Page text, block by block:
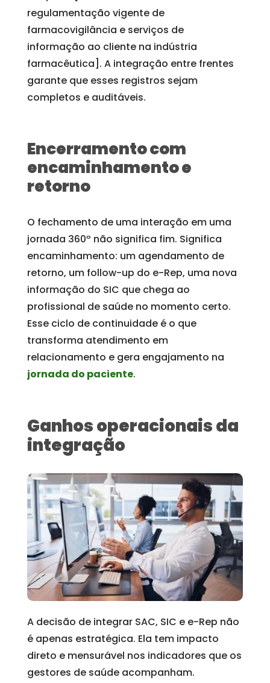
regulamentação vigente de
farmacovigilância e serviços de
informação ao cliente na indústria
farmacêutica]. A integração entre frentes
garante que esses registros sejam
completos e auditáveis.
Encerramento com
encaminhamento e
retorno
O fechamento de uma interação em uma
jornada 360º não significa fim. Significa
encaminhamento: um agendamento de
retorno, um follow-up do e-Rep, uma nova
informação do SIC que chega ao
profissional de saúde no momento certo.
Esse ciclo de continuidade é o que
transforma atendimento em
relacionamento e gera engajamento na
jornada do paciente.
Ganhos operacionais da
integração
A decisão de integrar SAC, SIC e e-Rep não
é apenas estratégica. Ela tem impacto
direto e mensurável nos indicadores que os
gestores de saúde acompanham.